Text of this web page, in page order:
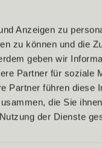
Anzeigen zu
zu können und die
geben wir
Partner für soziale
Partner führen diese
die Sie
der Dienste